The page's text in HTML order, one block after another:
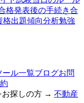
格発表後の手続き合
格出題傾向分析勉強
ル一覧ブログお問
お探しの方 → 不動産